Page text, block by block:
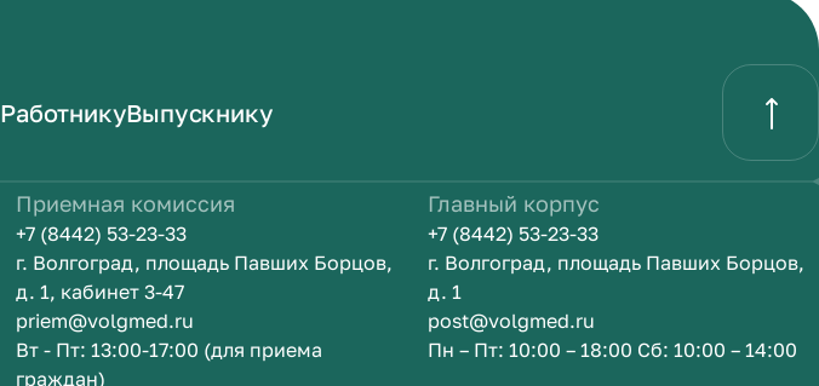
РаботникуВыпускнику
Приемная комиссия
+7 (8442) 53-23-33
г. Волгоград, площадь Павших Борцов,
д. 1, кабинет 3-47
priem@volgmed.ru
Вт - Пт: 13:00-17:00 (для приема
граждан)
Главный корпус
+7 (8442) 53-23-33
г. Волгоград, площадь Павших Борцов,
д. 1
post@volgmed.ru
Пн – Пт: 10:00 – 18:00 Сб: 10:00 – 14:00